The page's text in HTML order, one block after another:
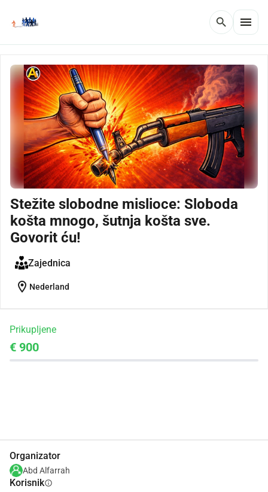
search menu
Stežite slobodne mislioce: Sloboda
košta mnogo, šutnja košta sve.
Govorit ću!
Zajednica
location_on Nederland
Prikupljene
€ 900
Organizator
Abd Alfarrah
Korisnikinfo